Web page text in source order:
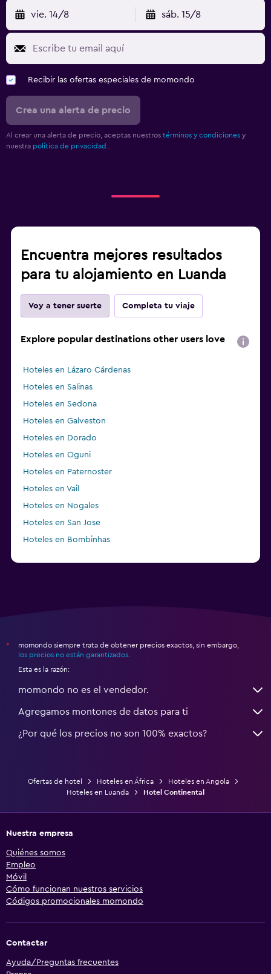
vie. 14/8 sáb. 15/8
Recibir las ofertas especiales de momondo
Crea una alerta de precio
Al crear una alerta de precio, aceptas nuestros términos y condiciones y
nuestra política de privacidad.
Encuentra mejores resultados
para tu alojamiento en Luanda
Voy a tener suerte Completa tu viaje
Explore popular destinations other users love
Hoteles en Lázaro Cárdenas
Hoteles en Salinas
Hoteles en Sedona
Hoteles en Galveston
Hoteles en Dorado
Hoteles en Oguni
Hoteles en Paternoster
Hoteles en Vail
Hoteles en Nogales
Hoteles en San Jose
Hoteles en Bombinhas
*
momondo siempre trata de obtener precios exactos, sin embargo,
los precios no están garantizados
Esta es la razón:
momondo no es el vendedor.
Agregamos montones de datos para ti
¿Por qué los precios no son 100% exactos?
Ofertas de hotel Hoteles en África
Hoteles en Angola
Hoteles en Luanda
Hotel Continental
Nuestra empresa
Quiénes somos
Empleo
Móvil
Cómo funcionan nuestros servicios
Códigos promocionales momondo
Contactar
Ayuda/Preguntas frecuentes